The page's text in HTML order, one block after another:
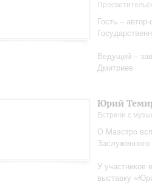
Гость –
Ведущий –
Дмитриев
Юрий
Встречи с
О Маэстро
У участников
выставку